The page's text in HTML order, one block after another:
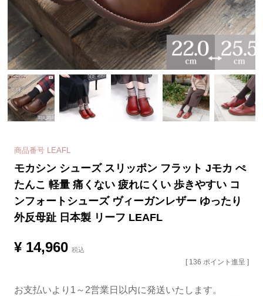
商品番号 LEAFL
モカシン シューズ スリッポン フラット Jモカ ぺ
たんこ 軽量 痛くない 疲れにくい 歩きやすい コ
ンフォートシューズ ヴィーガンレザー ゆったり
外反母趾 日本製 リーフ LEAFL
¥ 14,960 税込
[ 136 ポイント進呈 ]
お支払いより1～2営業日以内に発送いたします。